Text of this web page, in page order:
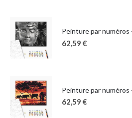
62,59 €
Peinture par numéros
62,59 €